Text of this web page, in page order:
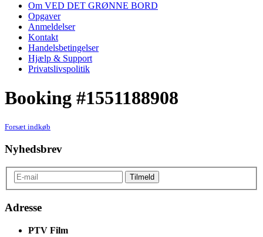
Om VED DET GRØNNE BORD
Opgaver
Anmeldelser
Kontakt
Handelsbetingelser
Hjælp & Support
Privatslivspolitik
Booking #1551188908
Forsæt indkøb
Nyhedsbrev
Adresse
PTV Film